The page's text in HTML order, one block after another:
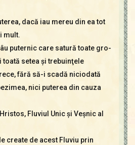
dacă iau mereu din ea tot
mult.
puternic care satură toate gro-
toată setea şi trebuinţele
fără să-i scadă niciodată
nici puterea din cauza
Fluviul Unic şi Veşnic al
create de acest Fluviu prin